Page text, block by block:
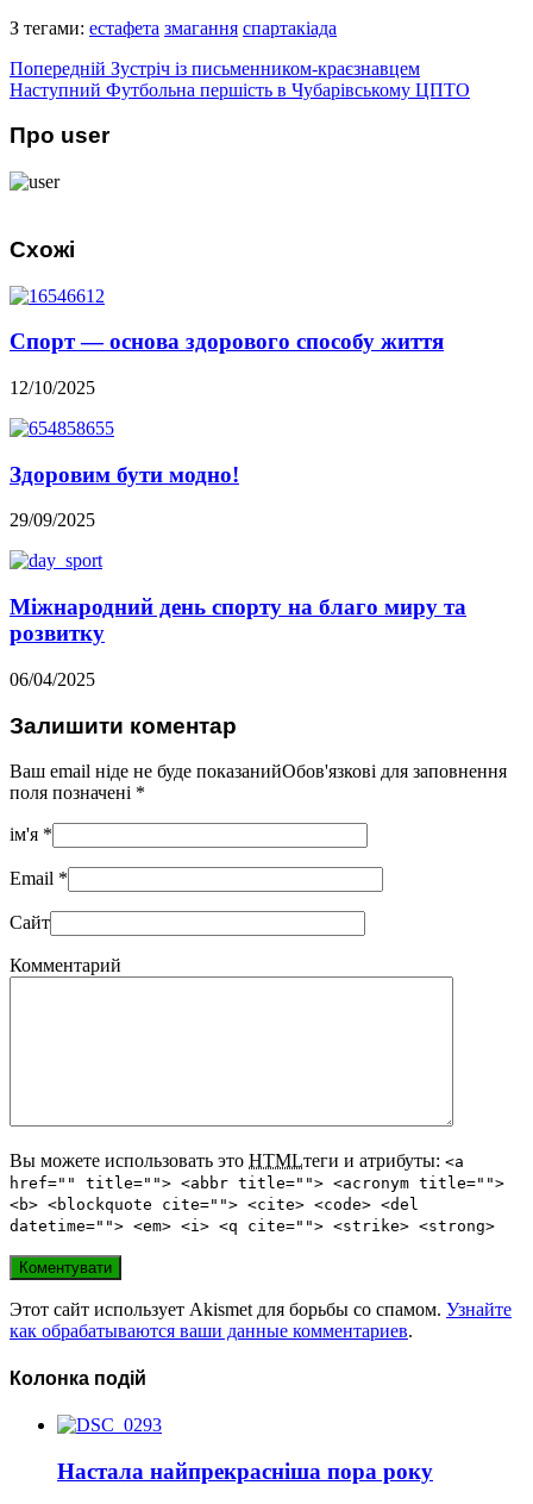
З тегами: естафета змагання спартакіада
Попередній Зустріч із письменником-краєзнавцем
Наступний Футбольна першість в Чубарівському ЦПТО
Про user
Схожі
Спорт — основа здорового способу життя
12/10/2025
Здоровим бути модно!
29/09/2025
Міжнародний день спорту на благо миру та
розвитку
06/04/2025
Залишити коментар
Ваш email ніде не буде показанийОбов'язкові для заповнення
поля позначені *
ім'я *
Email *
Сайт
Комментарий
Вы можете использовать это HTMLтеги и атрибуты: <a
href="" title=""> <abbr title=""> <acronym title="">
<b> <blockquote cite=""> <cite> <code> <del
datetime=""> <em> <i> <q cite=""> <strike> <strong>
Этот сайт использует Akismet для борьбы со спамом. Узнайте
как обрабатываются ваши данные комментариев.
Колонка подій
Настала найпрекрасніша пора року